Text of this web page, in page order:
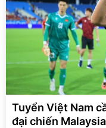
Tuyển Việt Nam
đại chiến Malaysia